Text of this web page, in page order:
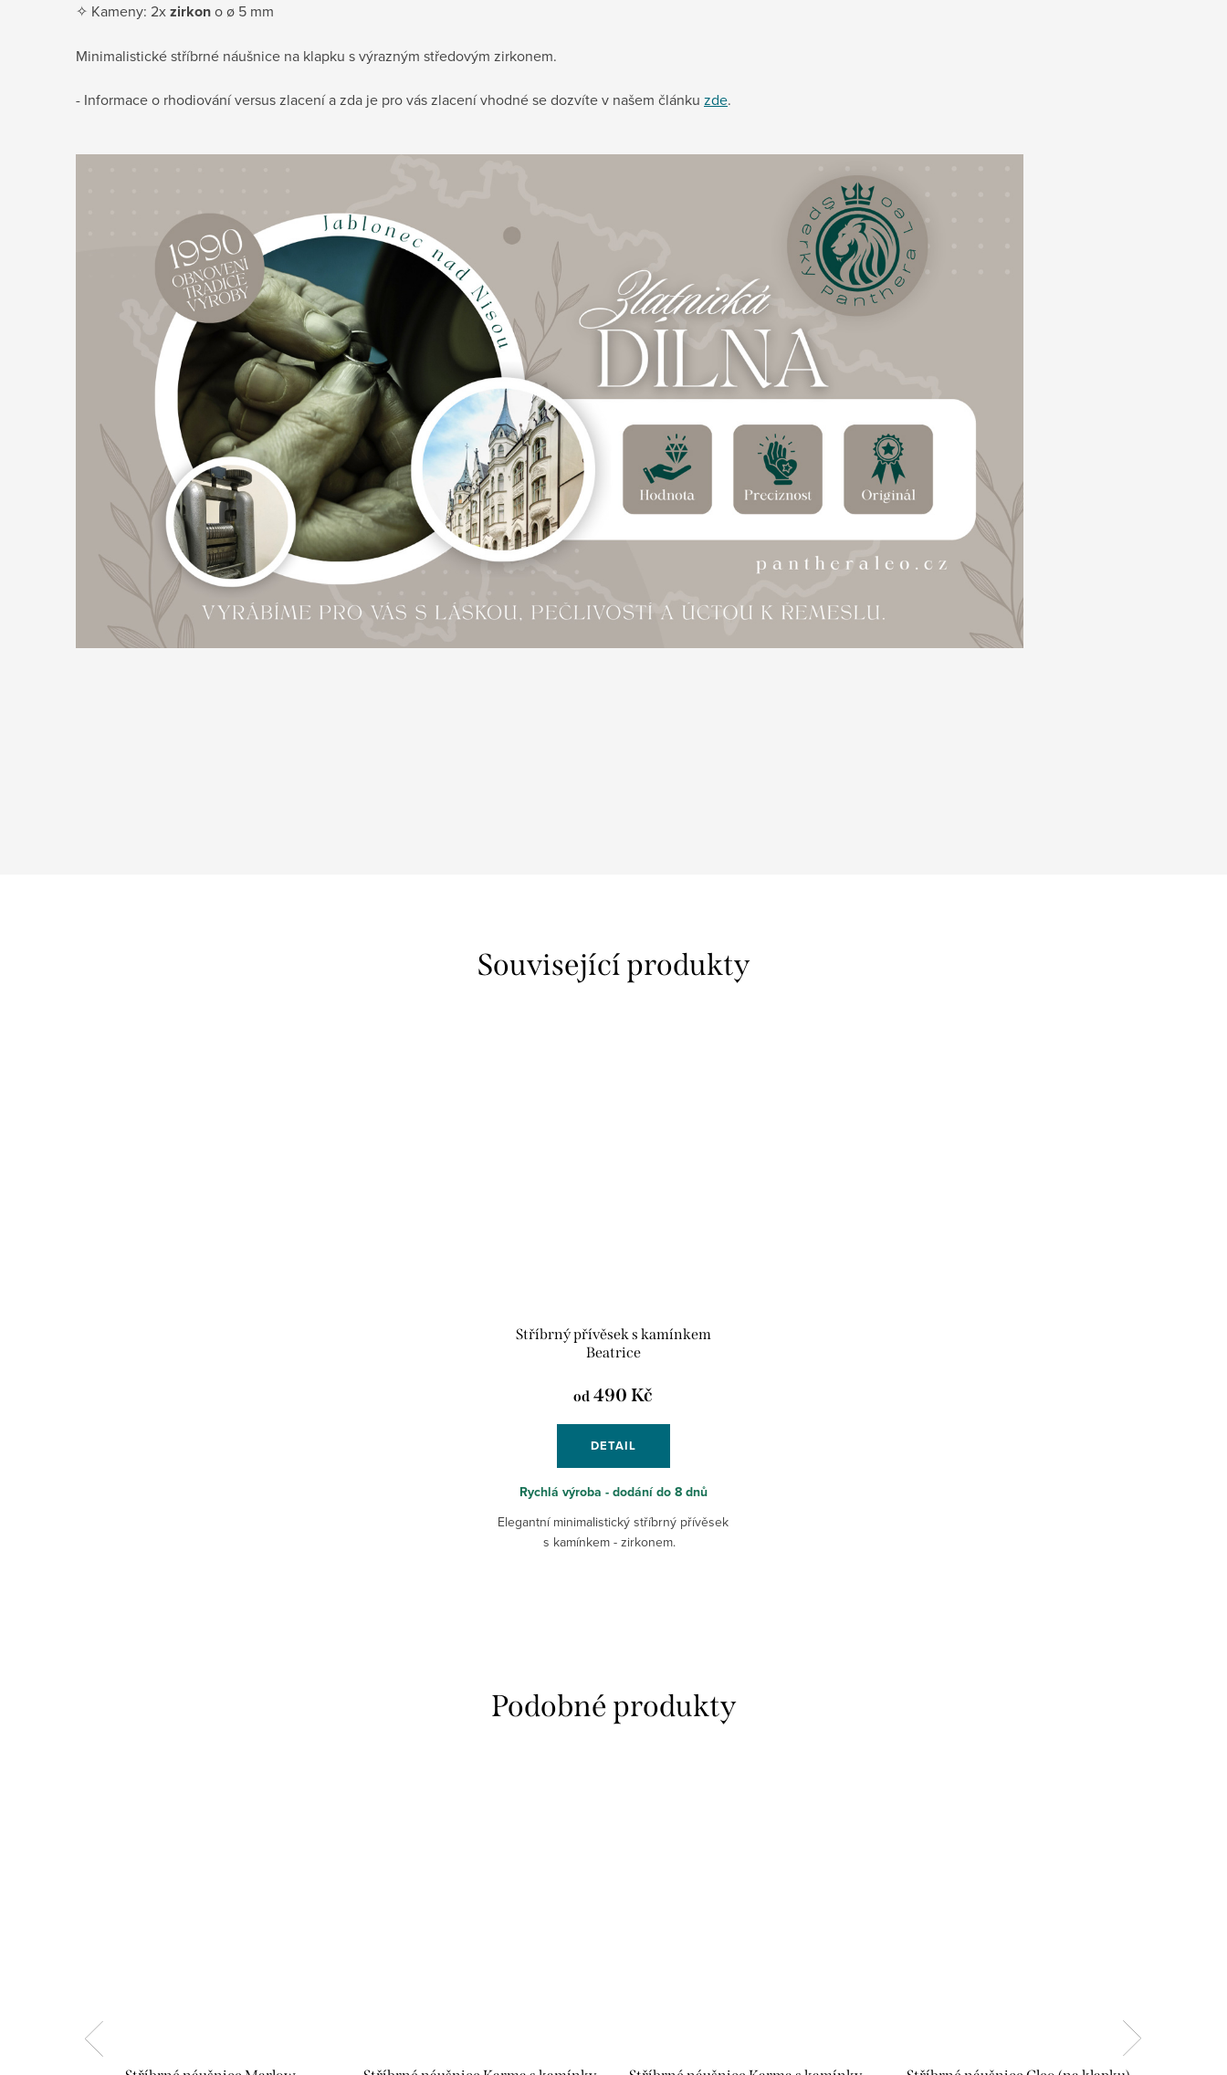
✧ Kameny: 2xzirkono ø 5 mm
Minimalistické stříbrné náušnice na klapku s výrazným středovým zirkonem.
- Informace o rhodiování versus zlacení a zda je pro vás zlacení vhodné se dozvíte v našem článku zde.
Související produkty
Stříbrný přívěsek s kamínkem
Beatrice
od 490 Kč
DETAIL
Rychlá výroba - dodání do 8 dnů
Elegantní minimalistický stříbrný přívěsek
s kamínkem - zirkonem.